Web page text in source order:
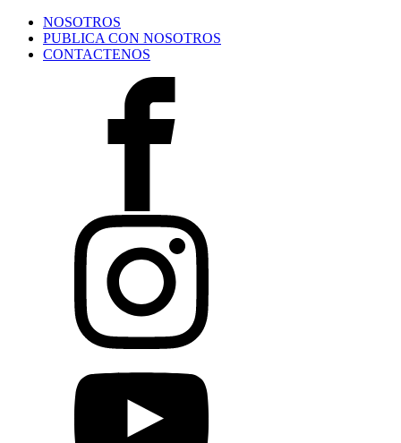
NOSOTROS
PUBLICA CON NOSOTROS
CONTACTENOS